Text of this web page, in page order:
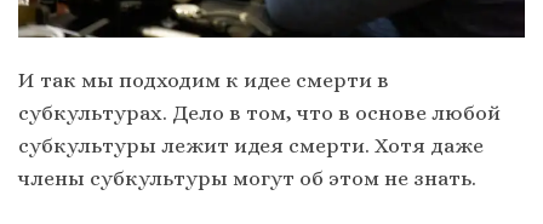
И так мы подходим к идее смерти в
субкультурах. Дело в том, что в основе любой
субкультуры лежит идея смерти. Хотя даже
члены субкультуры могут об этом не знать.